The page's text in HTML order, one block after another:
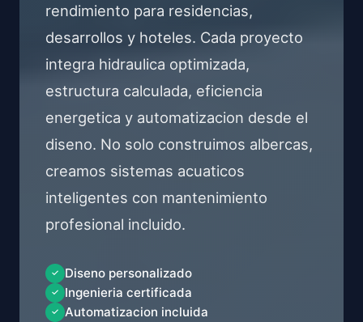
rendimiento para residencias,
desarrollos y hoteles. Cada proyecto
integra hidraulica optimizada,
estructura calculada, eficiencia
energetica y automatizacion desde el
diseno. No solo construimos albercas,
creamos sistemas acuaticos
inteligentes con mantenimiento
profesional incluido.
Diseno personalizado
Ingenieria certificada
Automatizacion incluida